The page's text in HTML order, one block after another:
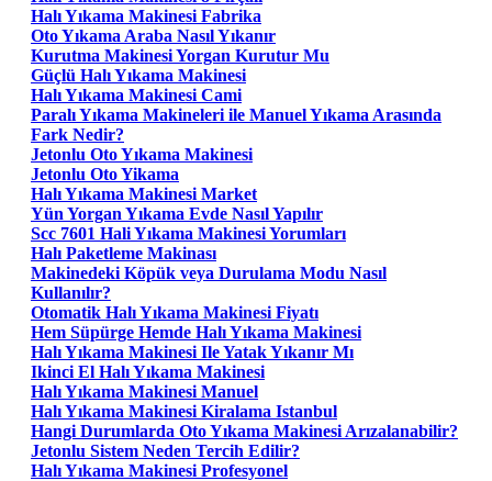
Halı Yıkama Makinesi Fabrika
Oto Yıkama Araba Nasıl Yıkanır
Kurutma Makinesi Yorgan Kurutur Mu
Güçlü Halı Yıkama Makinesi
Halı Yıkama Makinesi Cami
Paralı Yıkama Makineleri ile Manuel Yıkama Arasında
Fark Nedir?
Jetonlu Oto Yıkama Makinesi
Jetonlu Oto Yikama
Halı Yıkama Makinesi Market
Yün Yorgan Yıkama Evde Nasıl Yapılır
Scc 7601 Hali Yıkama Makinesi Yorumları
Halı Paketleme Makinası
Makinedeki Köpük veya Durulama Modu Nasıl
Kullanılır?
Otomatik Halı Yıkama Makinesi Fiyatı
Hem Süpürge Hemde Halı Yıkama Makinesi
Halı Yıkama Makinesi Ile Yatak Yıkanır Mı
Ikinci El Halı Yıkama Makinesi
Halı Yıkama Makinesi Manuel
Halı Yıkama Makinesi Kiralama Istanbul
Hangi Durumlarda Oto Yıkama Makinesi Arızalanabilir?
Jetonlu Sistem Neden Tercih Edilir?
Halı Yıkama Makinesi Profesyonel